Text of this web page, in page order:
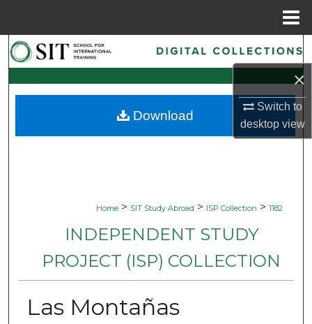
×
Switch to
desktopview
Search
Browse Collections
My Account
Home > SIT Study Abroad > ISP Collection > 1182
INDEPENDENT STUDY
PROJECT (ISP) COLLECTION
Las Montañas
Download